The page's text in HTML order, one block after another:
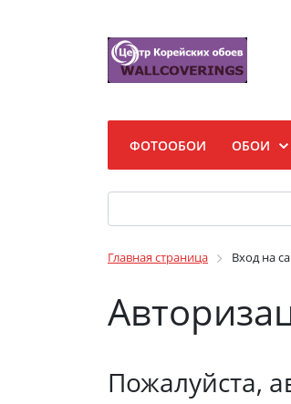
ФОТООБОИ ОБОИ
Главная страница Вход на
Пожалуйста,